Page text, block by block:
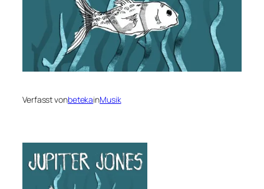
Verfasst vonbetekainMusik